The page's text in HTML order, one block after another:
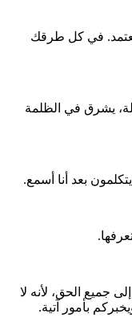
في كل طرقك
يشرق في الظلمة
بعد أنا أسمع.
جميع الحق، لأنه لا
بأمور آتية.